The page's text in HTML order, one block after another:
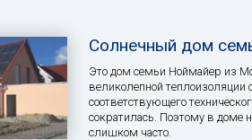
Солнечный дом
Это дом семьи Ноймайер из
великолепной теплоизоляции
соответствующего
сократилась. Поэтому в доме
слишком часто.